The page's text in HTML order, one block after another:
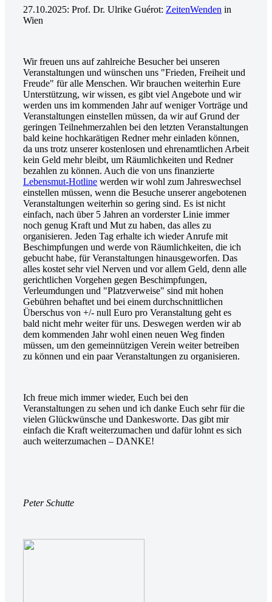
27.10.2025: Prof. Dr. Ulrike Guérot: ZeitenWenden in
Wien
Wir freuen uns auf zahlreiche Besucher bei unseren
Veranstaltungen und wünschen uns "Frieden, Freiheit und
Freude" für alle Menschen. Wir brauchen weiterhin Eure
Unterstützung, wir wissen, es gibt viel Angebote und wir
werden uns im kommenden Jahr auf weniger Vorträge und
Veranstaltungen einstellen müssen, da wir auf Grund der
geringen Teilnehmerzahlen bei den letzten Veranstaltungen
bald keine hochkarätigen Redner mehr einladen können,
da uns trotz unserer kostenlosen und ehrenamtlichen Arbeit
kein Geld mehr bleibt, um Räumlichkeiten und Redner
bezahlen zu können. Auch die von uns finanzierte
Lebensmut-Hotline werden wir wohl zum Jahreswechsel
einstellen müssen, wenn die Besuche unserer angebotenen
Veranstaltungen weiterhin so gering sind. Es ist nicht
einfach, nach über 5 Jahren an vorderster Linie immer
noch genug Kraft und Mut zu haben, das alles zu
organisieren. Jeden Tag erhalte ich wieder Anrufe mit
Beschimpfungen und werde von Räumlichkeiten, die ich
gebucht habe, für Veranstaltungen hinausgeworfen. Das
alles kostet sehr viel Nerven und vor allem Geld, denn alle
gerichtlichen Vorgehen gegen Beschimpfungen,
Verleumdungen und "Platzverweise" sind mit hohen
Gebühren behaftet und bei einem durchschnittlichen
Überschus von +/- null Euro pro Veranstaltung geht es
bald nicht mehr weiter für uns. Deswegen werden wir ab
dem kommenden Jahr wohl einen neuen Weg finden
müssen, um den gemeinnützigen Verein weiter betreiben
zu können und ein paar Veranstaltungen zu organisieren.
Ich freue mich immer wieder, Euch bei den
Veranstaltungen zu sehen und ich danke Euch sehr für die
vielen Glückwünsche und Dankesworte. Das gibt mir
einfach die Kraft weiterzumachen und dafür lohnt es sich
auch weiterzumachen – DANKE!
Peter Schutte